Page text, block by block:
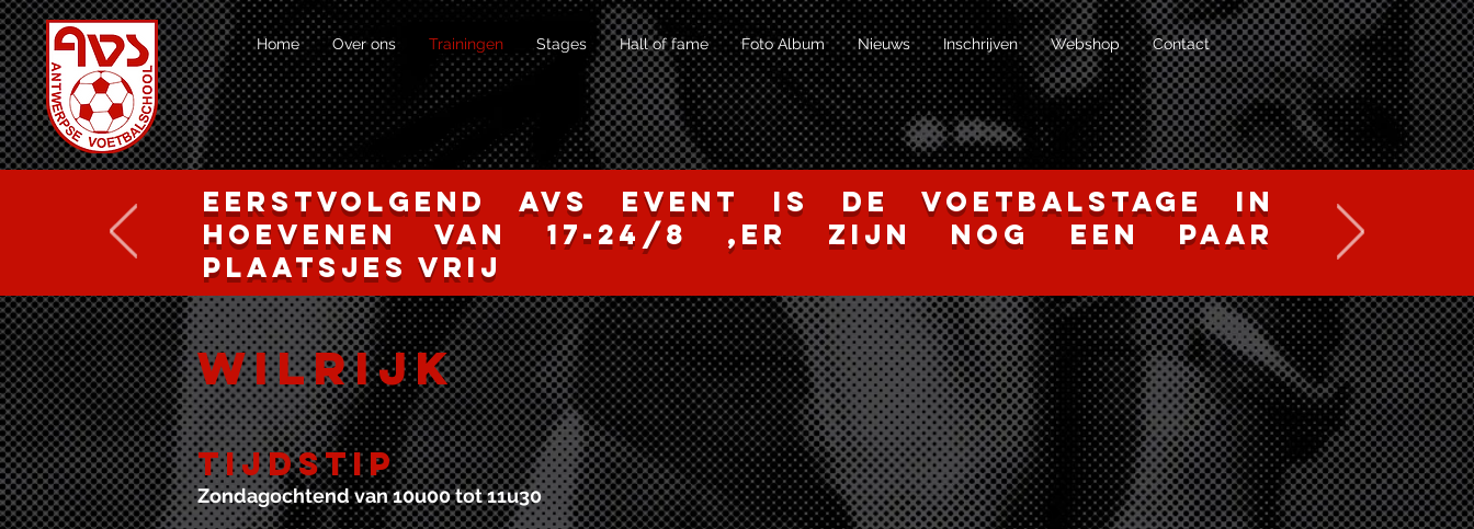
Home Over ons Trainingen Stages Hall of fame Foto Album Nieuws Inschrijven Webshop Contact
Eerstvolgend AVS event is de voetbalstage in
Hoevenen van 17-24/8 ,er zijn nog een paar
plaatsjes vrij
Wilrijk
Tijdstip
Zondagochtend van 10u00 tot 11u30